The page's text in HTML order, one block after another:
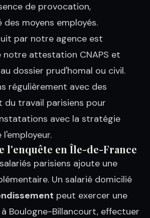
de provocation,
moyens employés.
par notre agence est
notre attestation CNAPS et
dossier prud'homal ou civil.
régulièrement avec des
du travail parisiens pour
avec la stratégie
l'enquête en Île-de-France
parisiens ajoute une
Un salarié domicilié
peut exercer une
Boulogne-Billancourt, effectuer